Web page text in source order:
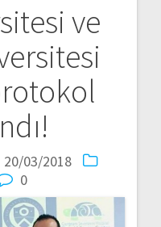
ve
20/03/2018
0